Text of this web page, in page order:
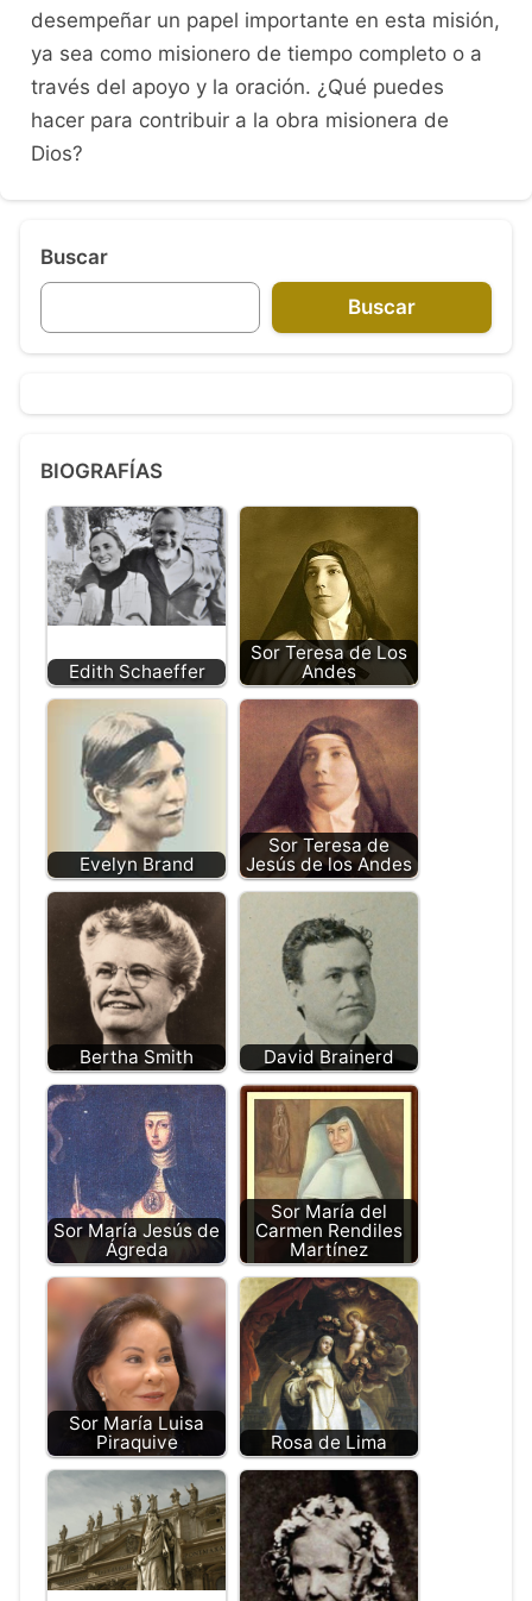
desempeñar un papel importante en esta misión,
ya sea como misionero de tiempo completo o a
través del apoyo y la oración. ¿Qué puedes
hacer para contribuir a la obra misionera de
Dios?
Buscar
Buscar
BIOGRAFÍAS
Edith Schaeffer
Sor Teresa de Los
Andes
Evelyn Brand
Sor Teresa de
Jesús de los Andes
Bertha Smith David Brainerd
Sor María Jesús de
Ágreda
Sor María del
Carmen Rendiles
Martínez
Sor María Luisa
Piraquive
Rosa de Lima